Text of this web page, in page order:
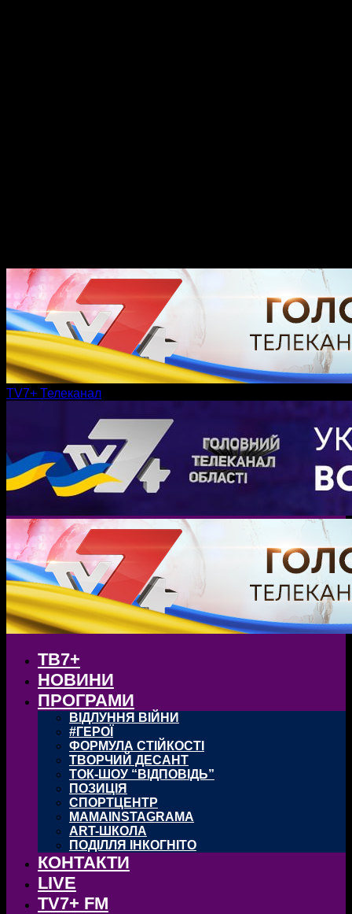
TV7+ Телеканал
ТВ7+
НОВИНИ
ПРОГРАМИ
ВІДЛУННЯ ВІЙНИ
#ГЕРОЇ
ФОРМУЛА СТІЙКОСТІ
ТВОРЧИЙ ДЕСАНТ
ТОК-ШОУ “ВІДПОВІДЬ”
ПОЗИЦІЯ
СПОРТЦЕНТР
MAMAINSTAGRAMA
ART-ШКОЛА
ПОДІЛЛЯ ІНКОГНІТО
КОНТАКТИ
LIVE
TV7+ FM